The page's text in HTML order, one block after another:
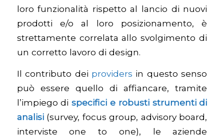
loro funzionalità rispetto al lancio di nuovi
prodotti e/o al loro posizionamento, è
strettamente correlata allo svolgimento di
un corretto lavoro di design.
Il contributo dei providers in questo senso
può essere quello di affiancare, tramite
l’impiego dispecifici e robusti strumenti di
analisi(survey, focus group, advisory board,
interviste one to one), le aziende